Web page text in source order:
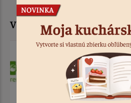
V týchto predajnach už dnes